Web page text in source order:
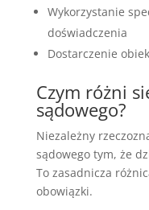
Wykorzystanie
doświadczenia
Dostarczenie
Czym różni
sądowego?
Niezależny
sądowego tym, że
To zasadnicza
obowiązki.